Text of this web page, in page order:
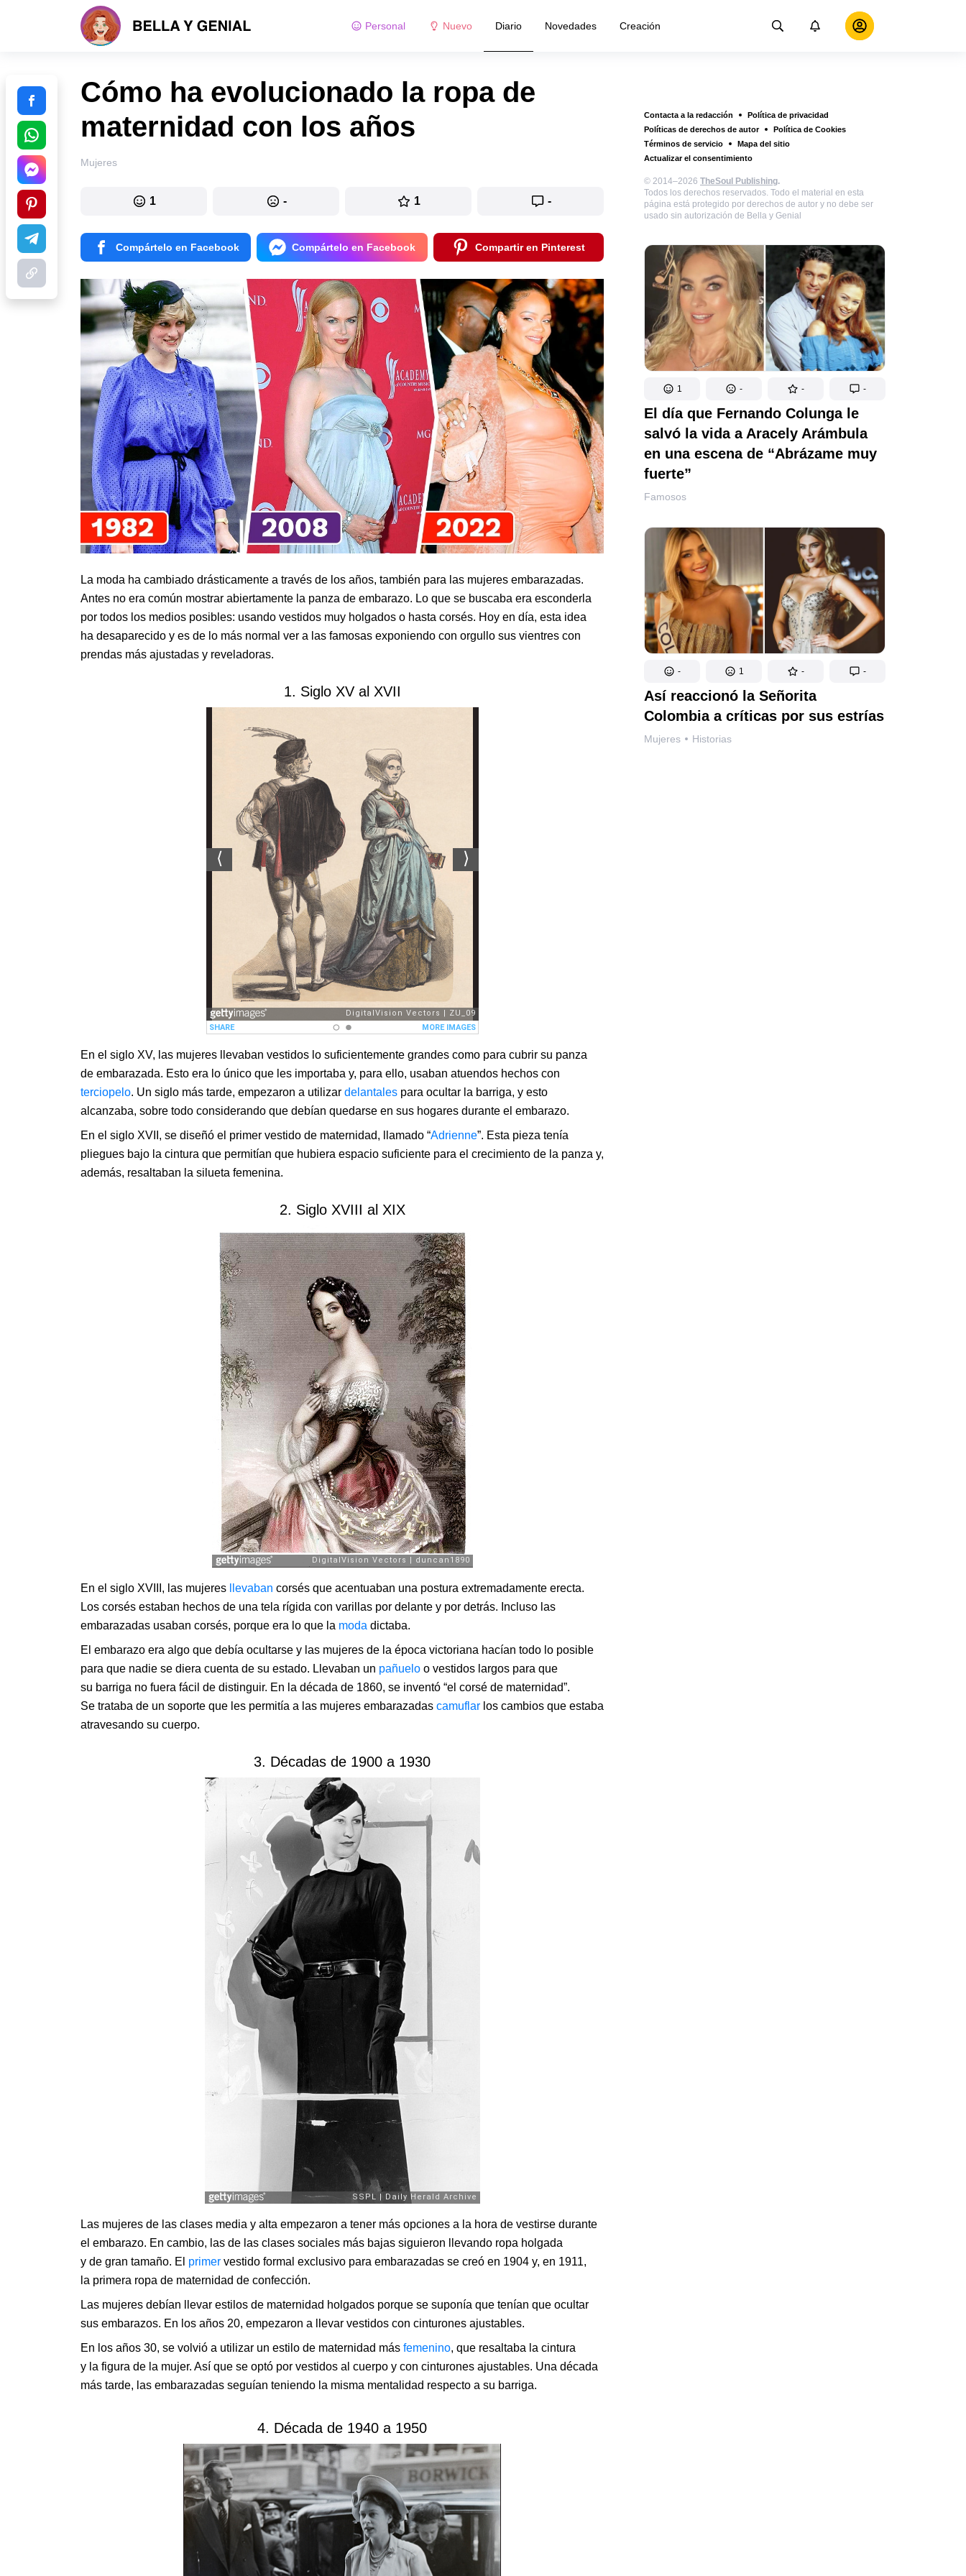
Personal Nuevo Diario Novedades Creación
Contacta a la redacción
Política de privacidad
Políticas de derechos de autor
Política de Cookies
Términos de servicio
Mapa del sitio
Actualizar el consentimiento
© 2014–2026 TheSoul Publishing.
Todos los derechos reservados. Todo el material en esta
página está protegido por derechos de autor y no debe ser
usado sin autorización de Bella y Genial
1 - - -
El día que Fernando Colunga le
salvó la vida a Aracely Arámbula
en una escena de “Abrázame muy
fuerte”
Famosos
- 1 - -
Así reaccionó la Señorita
Colombia a críticas por sus estrías
Mujeres Historias
Cómo ha evolucionado la ropa de
maternidad con los años
Mujeres
1 - 1 -
Compártelo en Facebook Compártelo en Facebook Compartir en Pinterest
La moda ha cambiado drásticamente a través de los años, también para las mujeres embarazadas.
Antes no era común mostrar abiertamente la panza de embarazo. Lo que se buscaba era esconderla
por todos los medios posibles: usando vestidos muy holgados o hasta corsés. Hoy en día, esta idea
ha desaparecido y es de lo más normal ver a las famosas exponiendo con orgullo sus vientres con
prendas más ajustadas y reveladoras.
1. Siglo XV al XVII
En el siglo XV, las mujeres llevaban vestidos lo suficientemente grandes como para cubrir su panza
de embarazada. Esto era lo único que les importaba y, para ello, usaban atuendos hechos con
terciopelo. Un siglo más tarde, empezaron a utilizar delantales para ocultar la barriga, y esto
alcanzaba, sobre todo considerando que debían quedarse en sus hogares durante el embarazo.
En el siglo XVII, se diseñó el primer vestido de maternidad, llamado “Adrienne”. Esta pieza tenía
pliegues bajo la cintura que permitían que hubiera espacio suficiente para el crecimiento de la panza y,
además, resaltaban la silueta femenina.
2. Siglo XVIII al XIX
En el siglo XVIII, las mujeres llevaban corsés que acentuaban una postura extremadamente erecta.
Los corsés estaban hechos de una tela rígida con varillas por delante y por detrás. Incluso las
embarazadas usaban corsés, porque era lo que la moda dictaba.
El embarazo era algo que debía ocultarse y las mujeres de la época victoriana hacían todo lo posible
para que nadie se diera cuenta de su estado. Llevaban un pañuelo o vestidos largos para que
su barriga no fuera fácil de distinguir. En la década de 1860, se inventó “el corsé de maternidad”.
Se trataba de un soporte que les permitía a las mujeres embarazadas camuflar los cambios que estaba
atravesando su cuerpo.
3. Décadas de 1900 a 1930
Las mujeres de las clases media y alta empezaron a tener más opciones a la hora de vestirse durante
el embarazo. En cambio, las de las clases sociales más bajas siguieron llevando ropa holgada
y de gran tamaño. El primer vestido formal exclusivo para embarazadas se creó en 1904 y, en 1911,
la primera ropa de maternidad de confección.
Las mujeres debían llevar estilos de maternidad holgados porque se suponía que tenían que ocultar
sus embarazos. En los años 20, empezaron a llevar vestidos con cinturones ajustables.
En los años 30, se volvió a utilizar un estilo de maternidad más femenino, que resaltaba la cintura
y la figura de la mujer. Así que se optó por vestidos al cuerpo y con cinturones ajustables. Una década
más tarde, las embarazadas seguían teniendo la misma mentalidad respecto a su barriga.
4. Década de 1940 a 1950